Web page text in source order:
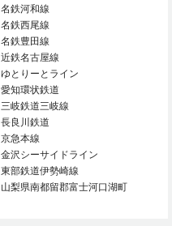
名鉄河和線
名鉄西尾線
名鉄豊田線
近鉄名古屋線
ゆとりーとライン
愛知環状鉄道
三岐鉄道三岐線
長良川鉄道
京急本線
金沢シーサイドライン
東部鉄道伊勢崎線
山梨県南都留郡富士河口湖町